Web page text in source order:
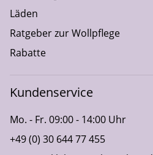
Läden
Ratgeber zur Wollpflege
Rabatte
Kundenservice
Mo. - Fr. 09:00 - 14:00 Uhr
+49 (0) 30 644 77 455